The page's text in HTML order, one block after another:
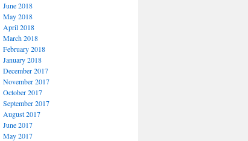
June 2018
May 2018
April 2018
March 2018
February 2018
January 2018
December 2017
November 2017
October 2017
September 2017
August 2017
June 2017
May 2017